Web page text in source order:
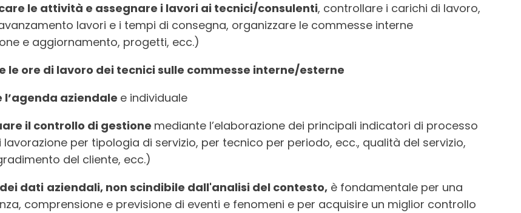
le attività e assegnare i lavori ai tecnici/consulenti, controllare i carichi di lavoro,
lavori e i tempi di consegna, organizzare le commesse interne
e aggiornamento, progetti, ecc.)
le ore di lavoro dei tecnici sulle commesse interne/esterne
l’agenda aziendale e individuale
il controllo di gestione mediante l’elaborazione dei principali indicatori di processo
per tipologia di servizio, per tecnico per periodo, ecc., qualità del servizio,
del cliente, ecc.)
dati aziendali, non scindibile dall'analisi del contesto,è fondamentale per una
comprensione e previsione di eventi e fenomeni e per acquisire un miglior controllo